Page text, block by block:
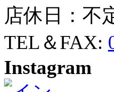
店休日：不
TEL＆FAX:
Instagram